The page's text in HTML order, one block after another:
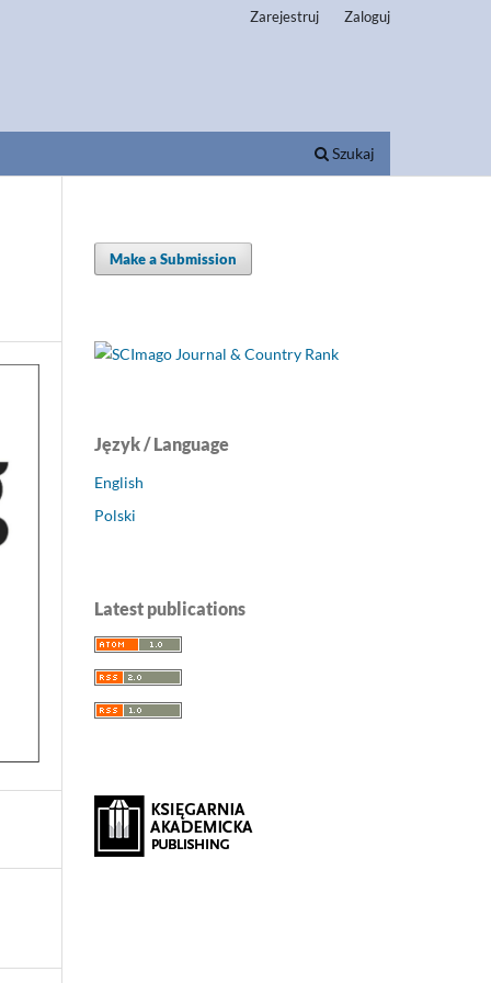
Szukaj
Zarejestruj Zaloguj
Make a Submission
Język / Language
English
Polski
Latest publications